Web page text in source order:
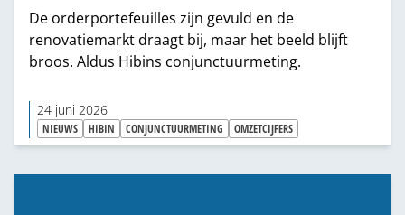
De orderportefeuilles zijn gevuld en de
renovatiemarkt draagt bij, maar het beeld blijft
broos. Aldus Hibins conjunctuurmeting.
24 juni 2026
NIEUWS HIBIN CONJUNCTUURMETING OMZETCIJFERS